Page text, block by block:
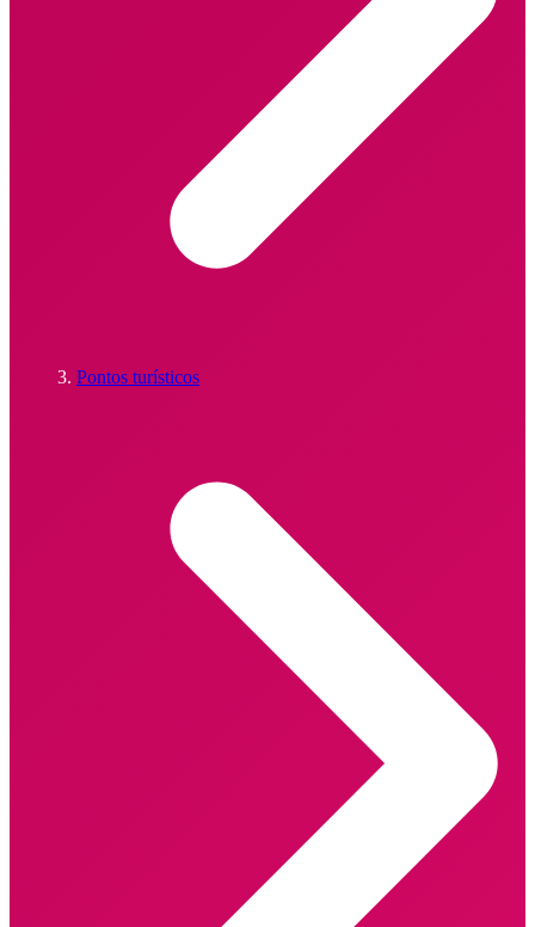
Pontos turísticos